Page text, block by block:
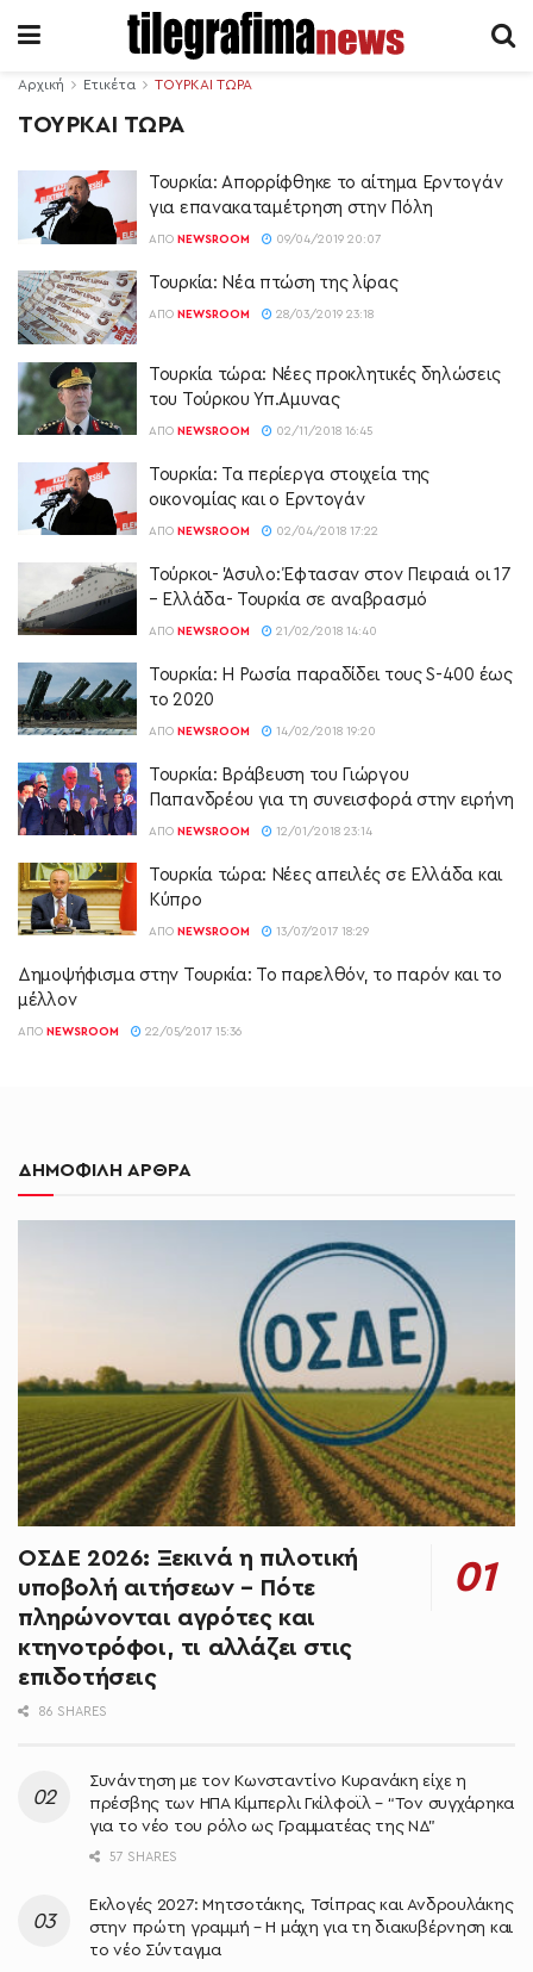
Αρχική Ετικέτα ΤΟΥΡΚΑΙ ΤΩΡΑ
ΤΟΥΡΚΑΙ ΤΩΡΑ
Τουρκία: Απορρίφθηκε το αίτημα Ερντογάν
για επανακαταμέτρηση στην Πόλη
ΑΠΌ NEWSROOM 09/04/2019 20:07
Τουρκία: Νέα πτώση της λίρας
ΑΠΌ NEWSROOM 28/03/2019 23:18
Τουρκία τώρα: Νέες προκλητικές δηλώσεις
του Τούρκου Υπ.Αμυνας
ΑΠΌ NEWSROOM 02/11/2018 16:45
Τουρκία: Τα περίεργα στοιχεία της
οικονομίας και ο Ερντογάν
ΑΠΌ NEWSROOM 02/04/2018 17:22
Τούρκοι- Άσυλο: Έφτασαν στον Πειραιά οι 17
– Ελλάδα- Τουρκία σε αναβρασμό
ΑΠΌ NEWSROOM 21/02/2018 14:40
Τουρκία: Η Ρωσία παραδίδει τους S-400 έως
το 2020
ΑΠΌ NEWSROOM 14/02/2018 19:20
Τουρκία: Βράβευση του Γιώργου
Παπανδρέου για τη συνεισφορά στην ειρήνη
ΑΠΌ NEWSROOM 12/01/2018 23:14
Τουρκία τώρα: Νέες απειλές σε Ελλάδα και
Κύπρο
ΑΠΌ NEWSROOM 13/07/2017 18:29
Δημοψήφισμα στην Τουρκία: Το παρελθόν, το παρόν και το
μέλλον
ΑΠΌ NEWSROOM 22/05/2017 15:36
ΔΗΜΟΦΙΛΗ ΑΡΘΡΑ
ΟΣΔΕ 2026: Ξεκινά η πιλοτική
υποβολή αιτήσεων – Πότε
πληρώνονται αγρότες και
κτηνοτρόφοι, τι αλλάζει στις
επιδοτήσεις
86 SHARES
Συνάντηση με τον Κωνσταντίνο Κυρανάκη είχε η
πρέσβης των ΗΠΑ Κίμπερλι Γκίλφοϊλ – “Τον συγχάρηκα
για το νέο του ρόλο ως Γραμματέας της ΝΔ”
57 SHARES
Εκλογές 2027: Μητσοτάκης, Τσίπρας και Ανδρουλάκης
στην πρώτη γραμμή – Η μάχη για τη διακυβέρνηση και
το νέο Σύνταγμα